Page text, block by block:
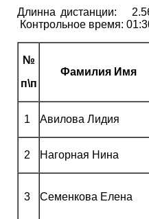
Длинна
Контрольное время:
№
п\п
Фамилия Имя
1 Авилова Лидия
2 Нагорная Нина
3 Семенкова Елена